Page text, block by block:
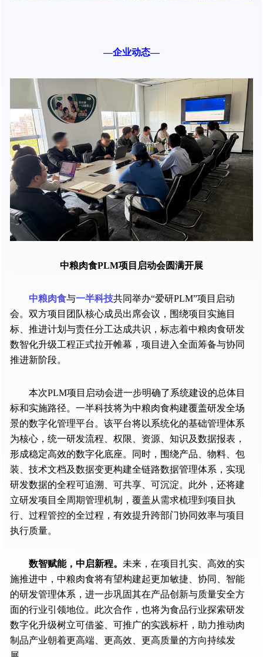
—企业动态—
中粮肉食PLM项目启动会圆满开展
中粮肉食与一半科技共同举办“爱研PLM”项目启动
会。双方项目团队核心成员出席会议，围绕项目实施目
标、推进计划与责任分工达成共识，标志着中粮肉食研发
数智化升级工程正式拉开帷幕，项目进入全面筹备与协同
推进新阶段。
本次PLM项目启动会进一步明确了系统建设的总体目
标和实施路径。一半科技将为中粮肉食构建覆盖研发全场
景的数字化管理平台。该平台将以系统化的基础管理体系
为核心，统一研发流程、权限、资源、知识及数据报表，
形成稳定高效的数字化底座。同时，围绕产品、物料、包
装、技术文档及数据变更构建全链路数据管理体系，实现
研发数据的全程可追溯、可共享、可沉淀。此外，还将建
立研发项目全周期管理机制，覆盖从需求梳理到项目执
行、过程管控的全过程，有效提升跨部门协同效率与项目
执行质量。
数智赋能，中启新程。 未来，在项目扎实、高效的实
施推进中，中粮肉食将有望构建起更加敏捷、协同、智能
的研发管理体系，进一步巩固其在产品创新与质量安全方
面的行业引领地位。此次合作，也将为食品行业探索研发
数字化升级树立可借鉴、可推广的实践标杆，助力推动肉
制品产业朝着更高端、更高效、更高质量的方向持续发